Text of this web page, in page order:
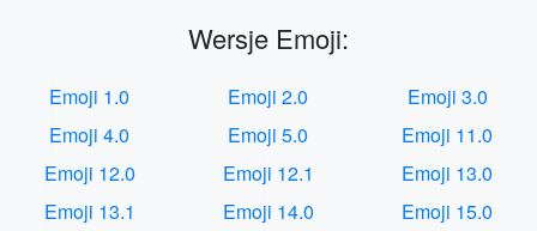
Wersje Emoji:
Emoji 1.0 Emoji 2.0
Emoji 3.0
Emoji 4.0
Emoji 5.0
Emoji 11.0
Emoji 12.0
Emoji 12.1
Emoji 13.0
Emoji 13.1
Emoji 14.0 Emoji 15.0